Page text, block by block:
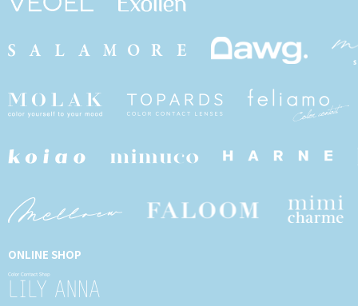
ONLINE SHOP